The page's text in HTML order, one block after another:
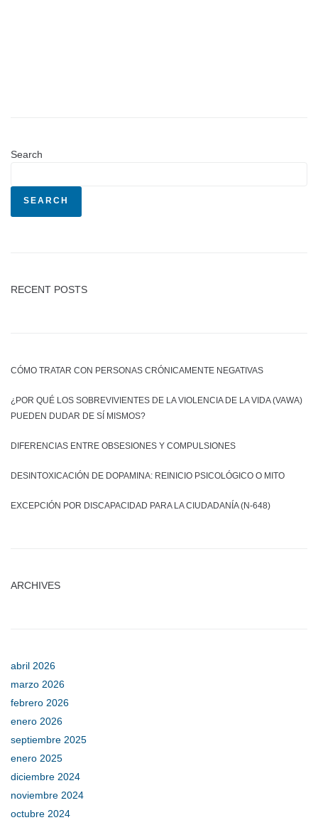
Search
SEARCH
RECENT POSTS
CÓMO TRATAR CON PERSONAS CRÓNICAMENTE NEGATIVAS
¿POR QUÉ LOS SOBREVIVIENTES DE LA VIOLENCIA DE LA VIDA (VAWA)
PUEDEN DUDAR DE SÍ MISMOS?
DIFERENCIAS ENTRE OBSESIONES Y COMPULSIONES
DESINTOXICACIÓN DE DOPAMINA: REINICIO PSICOLÓGICO O MITO
EXCEPCIÓN POR DISCAPACIDAD PARA LA CIUDADANÍA (N-648)
ARCHIVES
abril 2026
marzo 2026
febrero 2026
enero 2026
septiembre 2025
enero 2025
diciembre 2024
noviembre 2024
octubre 2024